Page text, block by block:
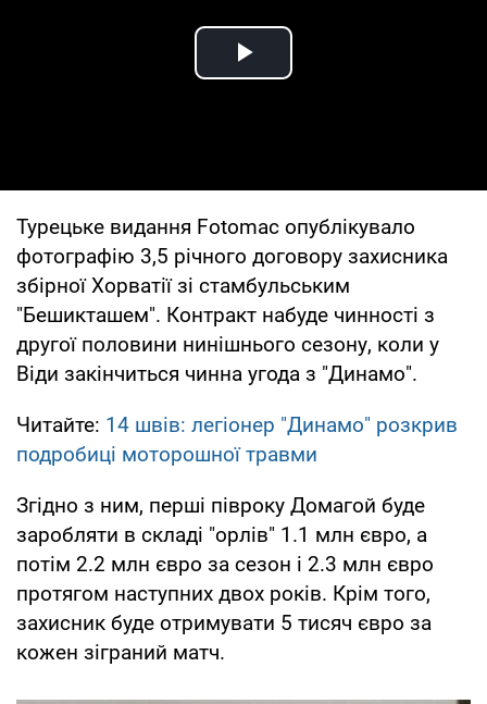
Play Video
Турецьке видання Fotomac опублікувало
фотографію 3,5 річного договору захисника
збірної Хорватії зі стамбульським
"Бешикташем". Контракт набуде чинності з
другої половини нинішнього сезону, коли у
Віди закінчиться чинна угода з "Динамо".
Читайте: 14 швів: легіонер "Динамо" розкрив
подробиці моторошної травми
Згідно з ним, перші півроку Домагой буде
заробляти в складі "орлів" 1.1 млн євро, а
потім 2.2 млн євро за сезон і 2.3 млн євро
протягом наступних двох років. Крім того,
захисник буде отримувати 5 тисяч євро за
кожен зіграний матч.